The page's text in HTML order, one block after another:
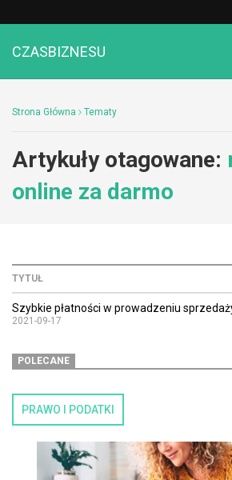
CZASBIZNESU
Strona Główna Tematy
Artykuły otagowane:
online za darmo
TYTUŁ
Szybkie płatności w prowadzeniu
2021-09-17
POLECANE
PRAWO I PODATKI